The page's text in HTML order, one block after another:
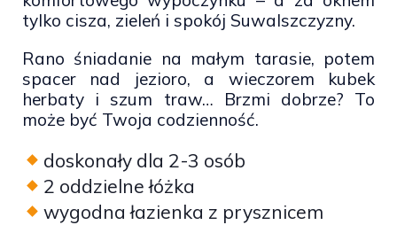
tylko cisza, zieleń i spokój Suwalszczyzny.
Rano śniadanie na małym tarasie, potem
spacer nad jezioro, a wieczorem kubek
herbaty i szum traw… Brzmi dobrze? To
może być Twoja codzienność.
doskonały dla 2-3 osób
2 oddzielne łóżka
wygodna łazienka z prysznicem